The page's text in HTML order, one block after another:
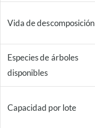
Vida de descomposición
Especies de árboles
disponibles
Capacidad por lote